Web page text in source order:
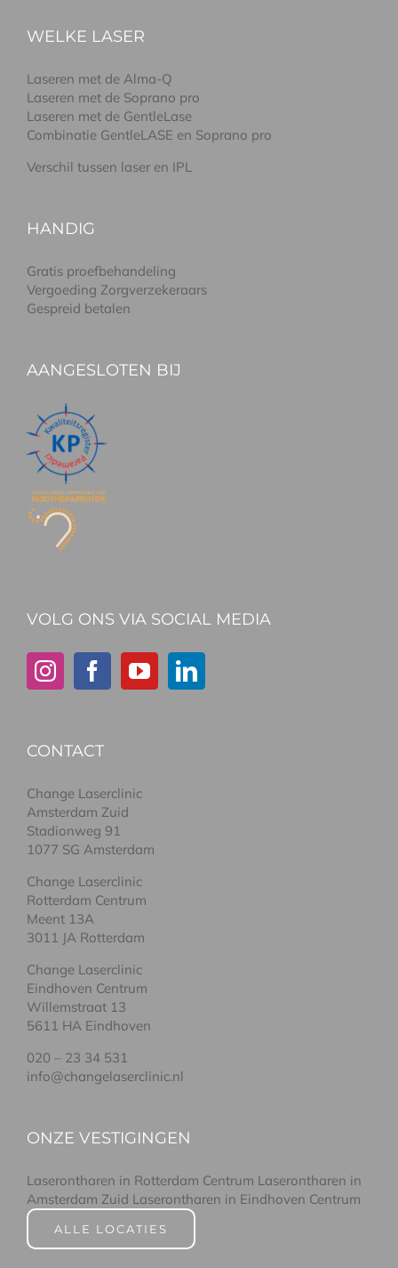
WELKE LASER
Laseren met de Alma-Q
Laseren met de Soprano pro
Laseren met de GentleLase
Combinatie GentleLASE en Soprano pro
Verschil tussen laser en IPL
HANDIG
Gratis proefbehandeling
Vergoeding Zorgverzekeraars
Gespreid betalen
AANGESLOTEN BIJ
VOLG ONS VIA SOCIAL MEDIA
CONTACT
Change Laserclinic
Amsterdam Zuid
Stadionweg 91
1077 SG Amsterdam
Change Laserclinic
Rotterdam Centrum
Meent 13A
3011 JA Rotterdam
Change Laserclinic
Eindhoven Centrum
Willemstraat 13
5611 HA Eindhoven
020 – 23 34 531
info@changelaserclinic.nl
ONZE VESTIGINGEN
Laserontharen in Rotterdam Centrum Laserontharen in
Amsterdam Zuid Laserontharen in Eindhoven Centrum
ALLE LOCATIES